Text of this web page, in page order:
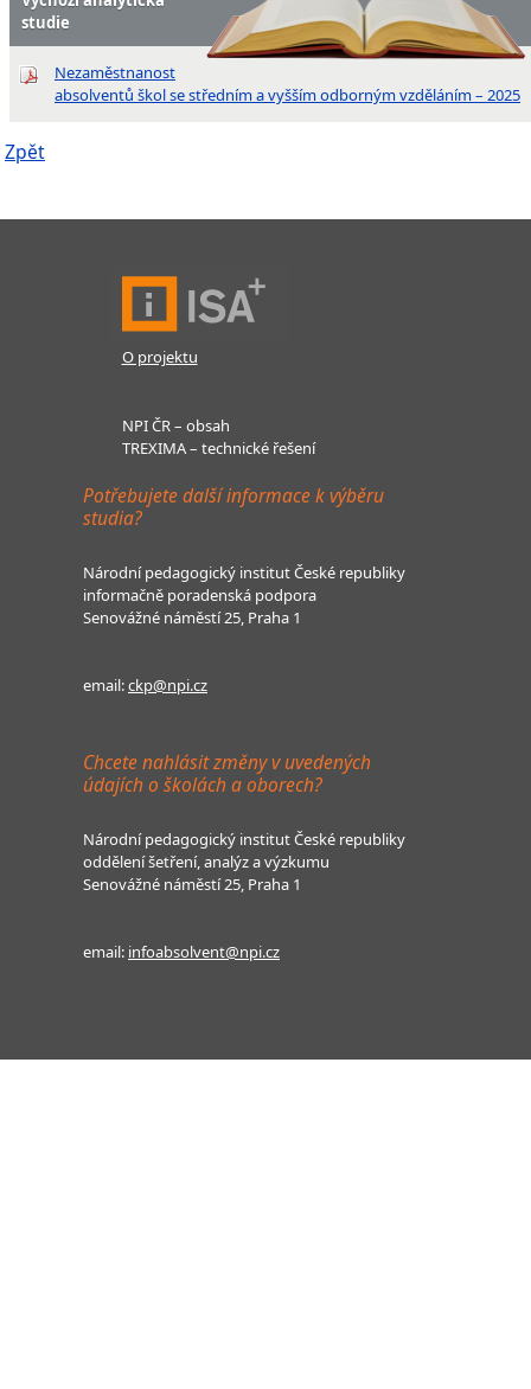
studie
Nezaměstnanost
absolventů škol se středním a vyšším odborným vzděláním – 2025
Zpět
O projektu
NPI ČR – obsah
TREXIMA – technické řešení
Potřebujete další informace k výběru
studia?
Národní pedagogický institut České republiky
informačně poradenská podpora
Senovážné náměstí 25, Praha 1
email:ckp@npi.cz
Chcete nahlásit změny v uvedených
údajích o školách a oborech?
Národní pedagogický institut České republiky
oddělení šetření, analýz a výzkumu
Senovážné náměstí 25, Praha 1
email: infoabsolvent@npi.cz